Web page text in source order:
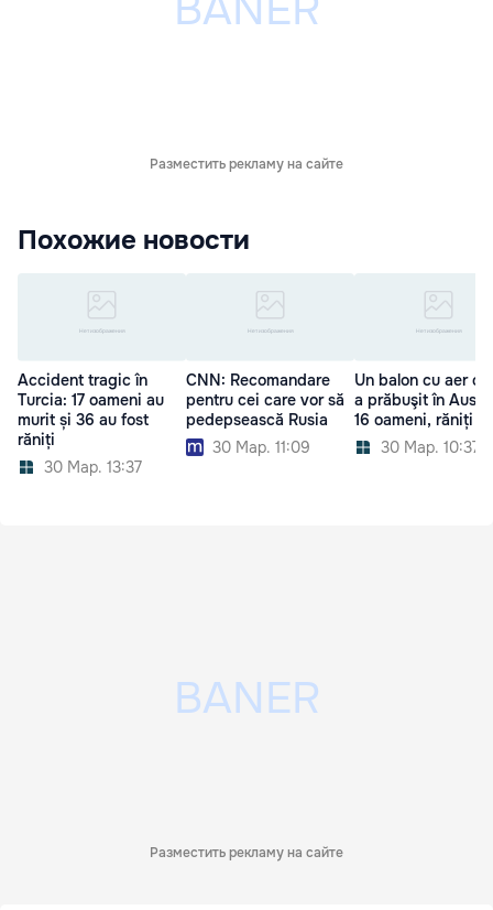
Разместить рекламу на сайте
Похожие новости
Accident tragic în
Turcia: 17 oameni au
murit și 36 au fost
răniți
30 Мар. 13:37
CNN: Recomandare
pentru cei care vor să
pedepsească Rusia
30 Мар. 11:09
Un balon cu aer
a prăbuşit în
16 oameni, răniți
30 Мар. 10:37
Разместить рекламу на сайте